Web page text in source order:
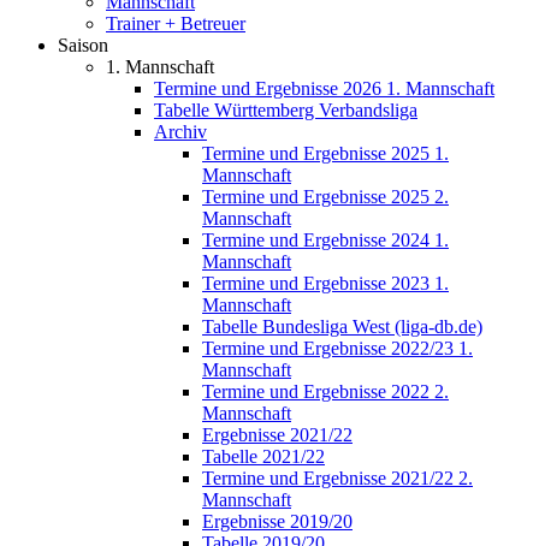
Trainer + Betreuer
Saison
1. Mannschaft
Termine und Ergebnisse 2026 1. Mannschaft
Tabelle Württemberg Verbandsliga
Archiv
Termine und Ergebnisse 2025 1.
Mannschaft
Termine und Ergebnisse 2025 2.
Mannschaft
Termine und Ergebnisse 2024 1.
Mannschaft
Termine und Ergebnisse 2023 1.
Mannschaft
Tabelle Bundesliga West (liga-db.de)
Termine und Ergebnisse 2022/23 1.
Mannschaft
Termine und Ergebnisse 2022 2.
Mannschaft
Ergebnisse 2021/22
Tabelle 2021/22
Termine und Ergebnisse 2021/22 2.
Mannschaft
Ergebnisse 2019/20